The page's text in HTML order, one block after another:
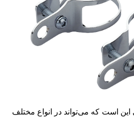
است که می‌تواند در انواع مختلف